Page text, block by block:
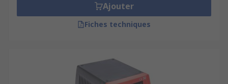
Ajouter
Fiches techniques